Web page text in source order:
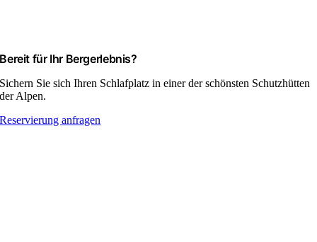
Bereit für Ihr Bergerlebnis?
Sichern Sie sich Ihren Schlafplatz in einer der schönsten Schutzhütten
der Alpen.
Reservierung anfragen